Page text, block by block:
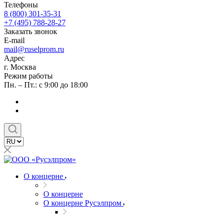
Телефоны
8 (800) 301-35-31
+7 (495) 788-28-27
Заказать звонок
E-mail
mail@ruselprom.ru
Адрес
г. Москва
Режим работы
Пн. – Пт.: с 9:00 до 18:00
О концерне
О концерне
О концерне Русэлпром